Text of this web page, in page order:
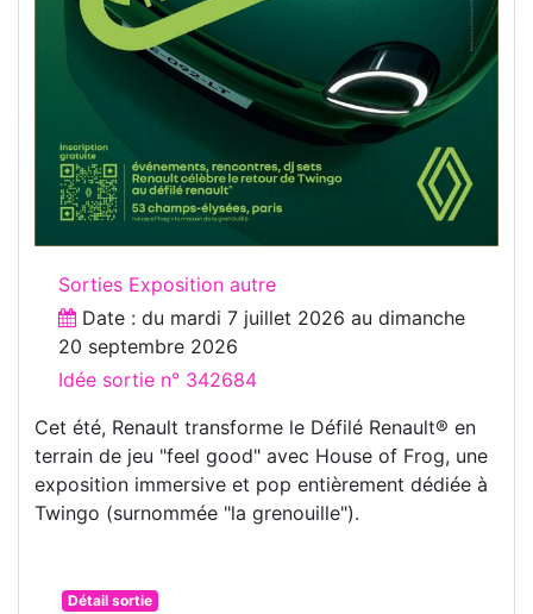
Sorties Exposition autre
Date : du mardi 7 juillet 2026 au dimanche
20 septembre 2026
Idée sortie n° 342684
Cet été, Renault transforme le Défilé Renault® en
terrain de jeu "feel good" avec House of Frog, une
exposition immersive et pop entièrement dédiée à
Twingo (surnommée "la grenouille").
Détail sortie